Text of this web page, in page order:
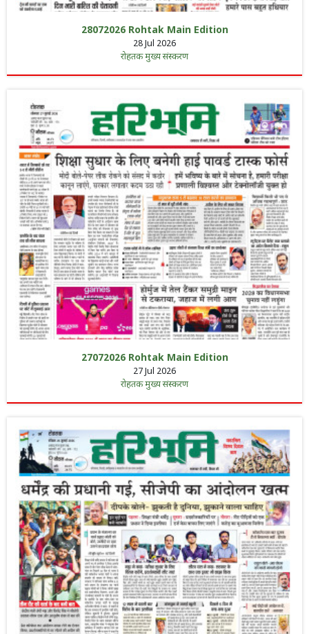
28072026 Rohtak Main Edition
28 Jul 2026
रोहतक मुख्य संस्करण
27072026 Rohtak Main Edition
27 Jul 2026
रोहतक मुख्य संस्करण